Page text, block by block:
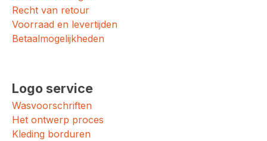
Recht van retour
Voorraad en levertijden
Betaalmogelijkheden
Logo service
Wasvoorschriften
Het ontwerp proces
Kleding borduren